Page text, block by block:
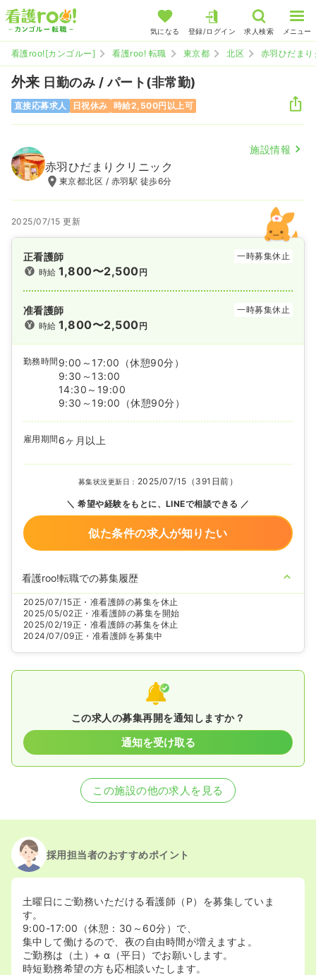
気になる 登録/ログイン 求人検索 メニュー
看護roo![カンゴルー] 看護roo! 転職 東京都 北区 赤羽ひだま
外来 日勤のみ / パート(非常勤)
直接応募求人 日祝休み 時給2,500円以上可
施設情報
赤羽ひだまりクリニック
東京都北区 / 赤羽駅 徒歩6分
2025/07/15 更新
正看護師
一時募集休止
時給1,800〜2,500円
准看護師
一時募集休止
時給1,800〜2,500円
勤務時間 9:00～17:00
（休憩90分）
9:30～13:00
14:30～19:00
9:30～19:00
（休憩90分）
雇用期間 6ヶ月以上
募集状況更新日： 2025/07/15（391日前）
希望や経験をもとに、LINEで相談できる
似た条件の求人が知りたい
看護roo!転職での募集履歴
2025/07/15正・准看護師の募集を休止
2025/05/02正・准看護師の募集を開始
2025/02/19正・准看護師の募集を休止
2024/07/09正・准看護師を募集中
この求人の募集再開を通知しますか？
通知を受け取る
この施設の他の求人を見る
採用担当者のおすすめポイント
土曜日にご勤務いただける看護師（P）を募集していま
す。
9:00-17:00（休憩：30～60分）で、
集中して働けるので、夜の自由時間が増えますよ。
ご勤務は（土）+ α（平日）でお願いします。
時短勤務希望の方も応相談いたします。